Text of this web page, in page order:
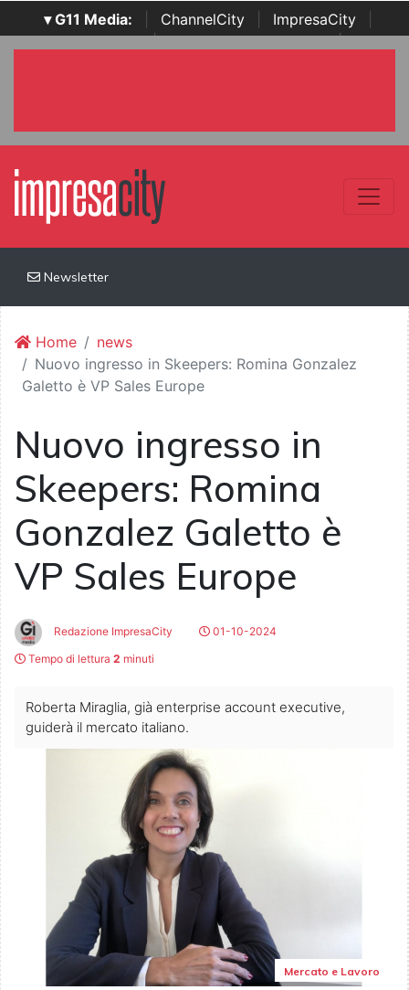
▾ G11 Media: ChannelCity ImpresaCity
SecurityOpenLab | Italian Channel Awards | Italian
Newsletter
Home
news
Nuovo ingresso in Skeepers: Romina Gonzalez
Galetto è VP Sales Europe
Nuovo ingresso in
Skeepers: Romina
Gonzalez Galetto è
VP Sales Europe
Redazione ImpresaCity
01-10-2024
Tempo di lettura 2 minuti
Roberta Miraglia, già enterprise account executive,
guiderà il mercato italiano.
Mercato e Lavoro